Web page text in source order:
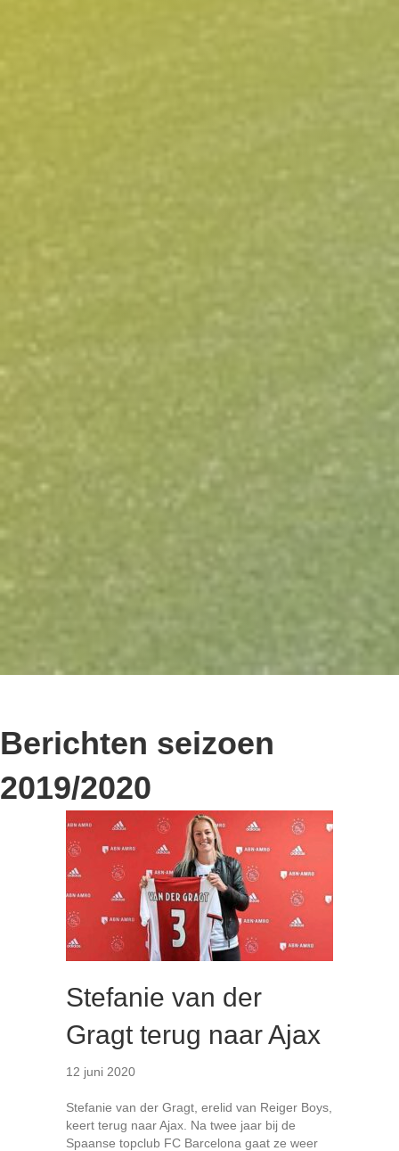
Berichten seizoen
2019/2020
Stefanie van der
Gragt terug naar Ajax
12 juni 2020
Stefanie van der Gragt, erelid van Reiger Boys,
keert terug naar Ajax. Na twee jaar bij de
Spaanse topclub FC Barcelona gaat ze weer